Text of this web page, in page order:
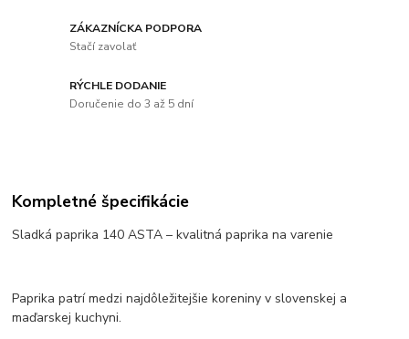
ZÁKAZNÍCKA PODPORA
Stačí zavolať
RÝCHLE DODANIE
Doručenie do 3 až 5 dní
Kompletné špecifikácie
Sladká paprika 140 ASTA – kvalitná paprika na varenie
Paprika patrí medzi najdôležitejšie koreniny v slovenskej a
maďarskej kuchyni.